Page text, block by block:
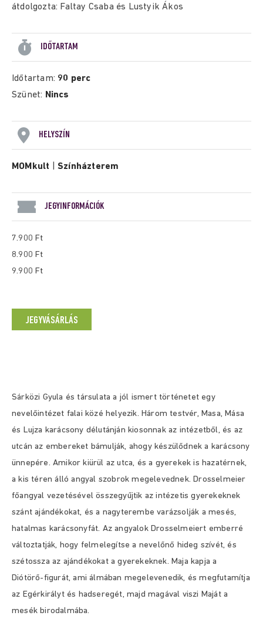
átdolgozta: Faltay Csaba és Lustyik Ákos
IDŐTARTAM
Időtartam: 90 perc
Szünet: Nincs
HELYSZÍN
MOMkult |Színházterem
JEGYINFORMÁCIÓK
7.900 Ft
8.900 Ft
9.900 Ft
JEGYVÁSÁRLÁS
Sárközi Gyula és társulata a jól ismert történetet egy
nevelőintézet falai közé helyezik. Három testvér, Masa, Mása
és Lujza karácsony délutánján kiosonnak az intézetből, és az
utcán az embereket bámulják, ahogy készülődnek a karácsony
ünnepére. Amikor kiürül az utca, és a gyerekek is hazatérnek,
a kis téren álló angyal szobrok megelevednek. Drosselmeier
főangyal vezetésével összegyűjtik az intézetis gyerekeknek
szánt ajándékokat, és a nagyterembe varázsolják a mesés,
hatalmas karácsonyfát. Az angyalok Drosselmeiert emberré
változtatják, hogy felmelegítse a nevelőnő hideg szívét, és
szétossza az ajándékokat a gyerekeknek. Maja kapja a
Diótörő-figurát, ami álmában megelevenedik, és megfutamítja
az Egérkirályt és hadseregét, majd magával viszi Maját a
mesék birodalmába.